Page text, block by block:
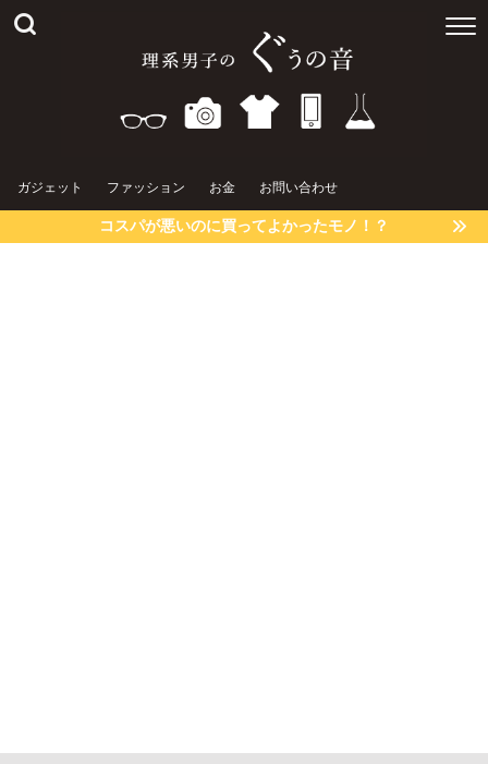
ガジェット ファッション お金 お問い合わせ
コスパが悪いのに買ってよかったモノ！？